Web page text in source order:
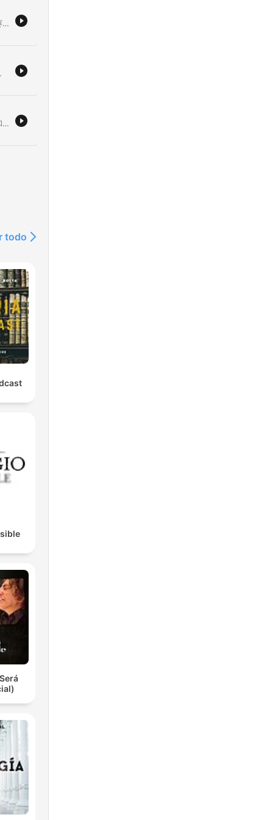
本集节目探讨了波斯文明的历史及其深远影响。通过回顾居鲁士大帝征服巴比伦以及《赛鲁斯圆柱》作为早期人权宣言的意义，节目展示了波斯如何不仅作为一个帝国存在，更作为一个连接不同世界的纽带。内容涵盖了琐罗亚斯德教的影响、波斯语在文学艺术中的地位，以及波斯文明在征服与连接之间的独特哲学。
的过程，以及它们如何在不同地域进行演变与适应。
本集节目探讨了美索不达米亚文明的起源与发展。通过对苏美尔人、阿卡德人、亚述人和巴比伦人的历史梳理，介绍了两河流域（底格里斯河与幼发拉底河）作为文明摇篮的重要性。节目重点提及了巴比伦国王汉谟拉比制定的法律体系，以及该地区农业、手工业与城市化进程的演变。
todo